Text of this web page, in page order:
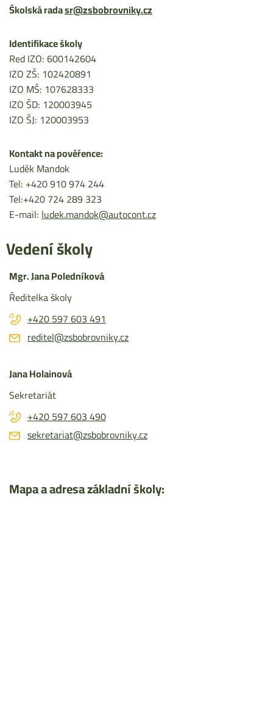
Školská radasr@zsbobrovniky.cz
Identifikace školy
Red IZO: 600142604
IZO ZŠ: 102420891
IZO MŠ: 107628333
IZO ŠD: 120003945
IZO ŠJ: 120003953
Kontakt na pověřence:
Luděk Mandok
Tel: +420 910 974 244
Tel:+420 724 289 323
E-mail:ludek.mandok@autocont.cz
Vedení školy
Mgr. Jana Poledníková
Ředitelka školy
+420 597 603 491
reditel@zsbobrovniky.cz
Jana Holainová
Sekretariát
+420 597 603 490
sekretariat@zsbobrovniky.cz
Mapa a adresa základní školy: